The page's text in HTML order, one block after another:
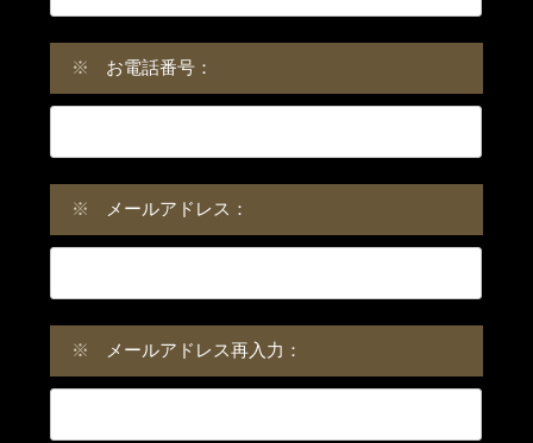
※ お電話番号：
※ メールアドレス：
※ メールアドレス再入力：